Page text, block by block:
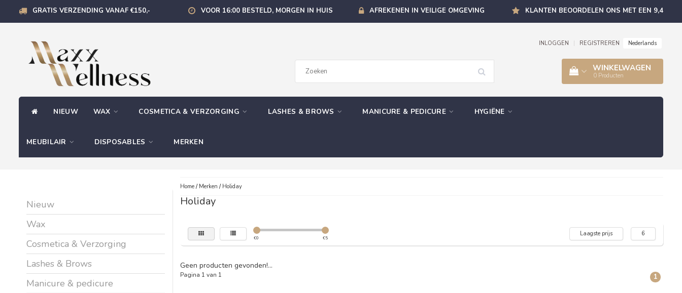
GRATIS VERZENDING VANAF €150,- VOOR 16:00 BESTELD, MORGEN IN HUIS AFREKENEN IN VEILIGE OMGEVING KLANTEN BEOORDELEN ONS MET EEN 9,4
INLOGGEN REGISTREREN Nederlands
WINKELWAGEN
0 Producten
NIEUW WAX COSMETICA & VERZORGING LASHES & BROWS MANICURE & PEDICURE HYGIËNE
MEUBILAIR DISPOSABLES MERKEN
Nieuw
Wax
Cosmetica & Verzorging
Lashes & Brows
Manicure & pedicure
Home/ Merken / Holiday
Holiday
€0 €5
Laagste prijs 6
Geen producten gevonden!...
Pagina 1 van 1 1